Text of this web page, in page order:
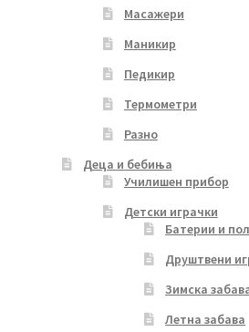
Масажери
Маникир
Педикир
Термометри
Разно
Деца и бебиња
Училишен прибор
Детски играчки
Батерии и
Друштвени
Зимска
Летна забава